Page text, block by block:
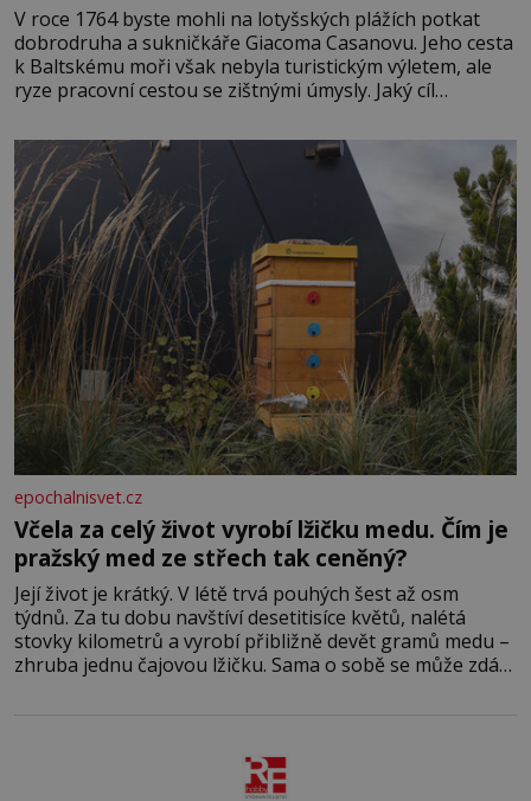
V roce 1764 byste mohli na lotyšských plážích potkat
dobrodruha a sukničkáře Giacoma Casanovu. Jeho cesta
k Baltskému moři však nebyla turistickým výletem, ale
ryze pracovní cestou se zištnými úmysly. Jaký cíl
lotyšské Rigy? Casanova v Pobaltí kontaktoval tamní
zednářské lóže. Nebyl v této oblasti žádným nováčkem,
protože do zednářské
epochalnisvet.cz
Včela za celý život vyrobí lžičku medu. Čím je
pražský med ze střech tak ceněný?
Její život je krátký. V létě trvá pouhých šest až osm
týdnů. Za tu dobu navštíví desetitisíce květů, nalétá
stovky kilometrů a vyrobí přibližně devět gramů medu –
zhruba jednu čajovou lžičku. Sama o sobě se může zdát